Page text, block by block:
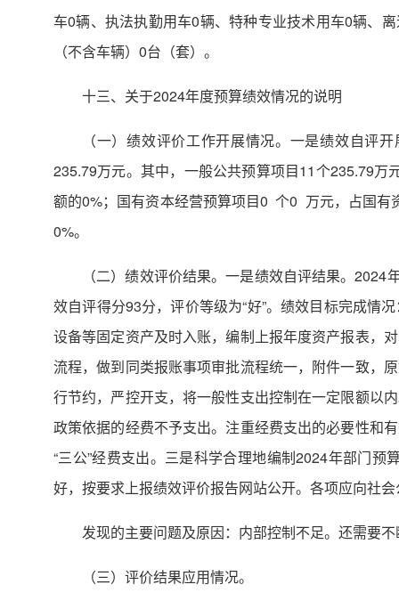
车0辆、执法执勤用车0辆、特种专业技术用车0辆、
（不含车辆）0台（套）。
十三、关于2024年度预算绩效情况的说明
（一）绩效评价工作开展情况。一是绩效自评
235.79万元。其中，一般公共预算项目11个235.79
额的0%；国有资本经营预算项目0 个0 万元，占国
0%。
（二）绩效评价结果。一是绩效自评结果。
效自评得分93分，评价等级为“好”。绩效目标完成情
设备等固定资产及时入账，编制上报年度资产报表，
流程，做到同类报账事项审批流程统一，附件一致，
行节约，严控开支，将一般性支出控制在一定限额以
政策依据的经费不予支出。注重经费支出的必要性和
“三公”经费支出。三是科学合理地编制2024年部门
好，按要求上报绩效评价报告网站公开。各项应向社
发现的主要问题及原因：内部控制不足。还需要
（三）评价结果应用情况。